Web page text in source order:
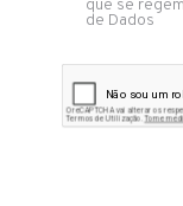
que se
de Dados